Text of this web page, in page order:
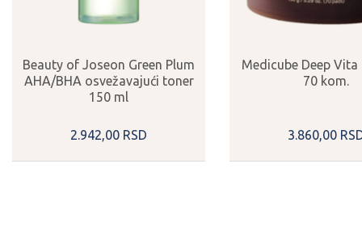
Beauty of Joseon Green Plum
AHA/BHA osvežavajući toner
150 ml
2.942,00 RSD
Medicube Deep Vita
70 kom.
3.860,00